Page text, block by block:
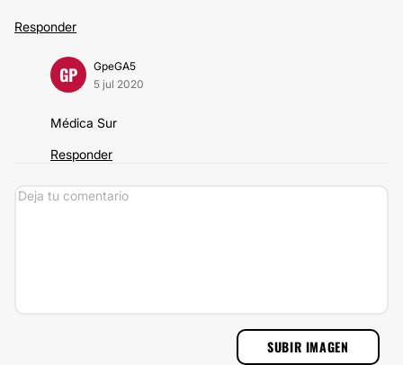
Responder
GP
GpeGA5
5 jul 2020
Médica Sur
Responder
SUBIR IMAGEN